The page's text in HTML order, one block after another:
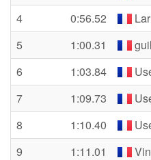
4
0:56.52
5
1:00.31
6
1:03.84
7
1:09.73
8
1:10.40
9
1:11.01